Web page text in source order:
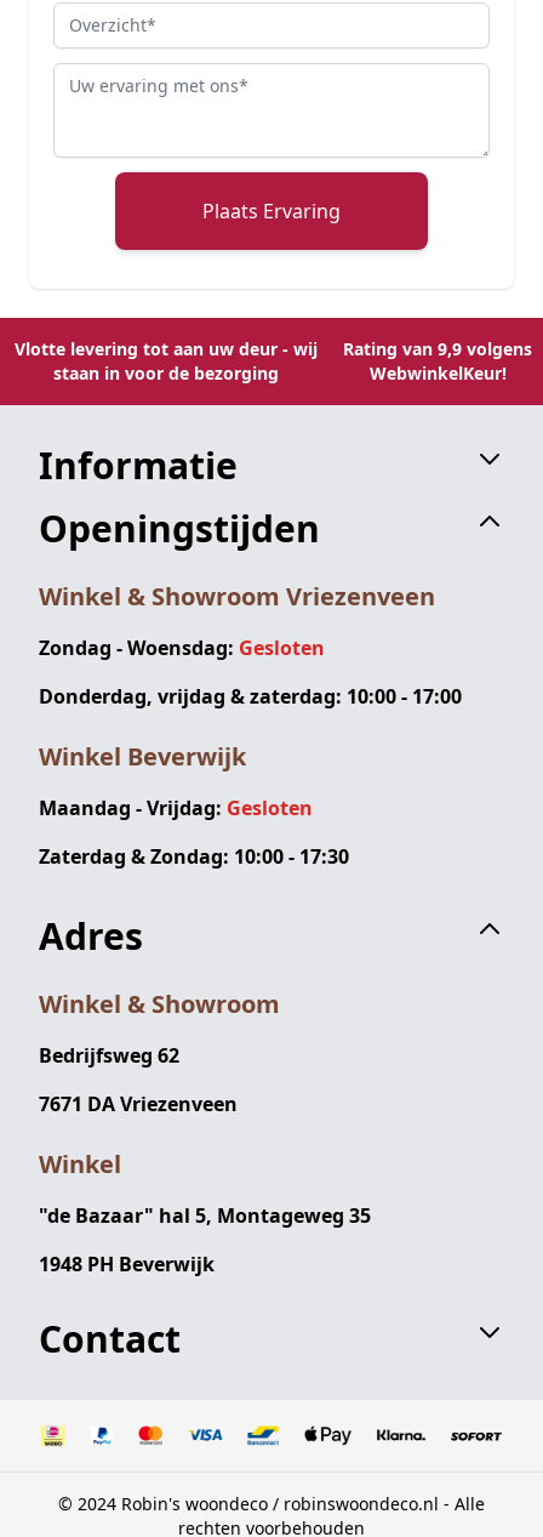
Overzicht
Review
Plaats Ervaring
Vlotte levering tot aan uw deur - wij
staan in voor de bezorging
Rating van 9,9 volgens
WebwinkelKeur!
Informatie
Openingstijden
Winkel & Showroom Vriezenveen
Zondag - Woensdag: Gesloten
Donderdag, vrijdag & zaterdag: 10:00 - 17:00
Winkel Beverwijk
Maandag - Vrijdag: Gesloten
Zaterdag & Zondag: 10:00 - 17:30
Adres
Winkel & Showroom
Bedrijfsweg 62
7671 DA Vriezenveen
Winkel
"de Bazaar" hal 5, Montageweg 35
1948 PH Beverwijk
Contact
© 2024 Robin's woondeco / robinswoondeco.nl - Alle
rechten voorbehouden